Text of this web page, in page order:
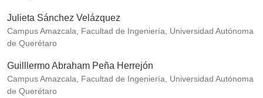
Julieta Sánchez Velázquez
Campus Amazcala, Facultad de Ingeniería, Universidad Autónoma
de Querétaro
Guilllermo Abraham Peña Herrejón
Campus Amazcala, Facultad de Ingeniería, Universidad Autónoma
de Querétaro